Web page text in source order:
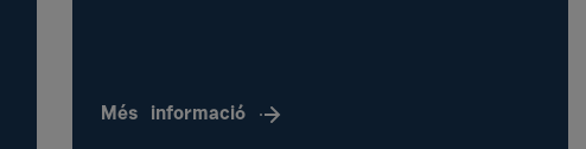
Més informació